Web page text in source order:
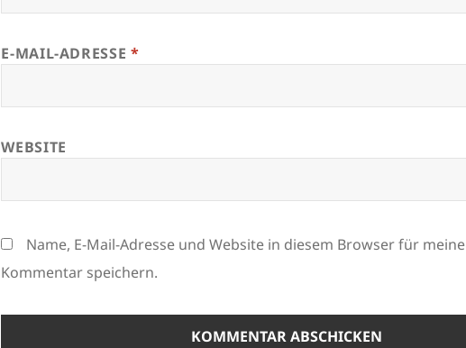
E-MAIL-ADRESSE *
WEBSITE
Name, E-Mail-Adresse und Website in diesem Browser für
Kommentar speichern.